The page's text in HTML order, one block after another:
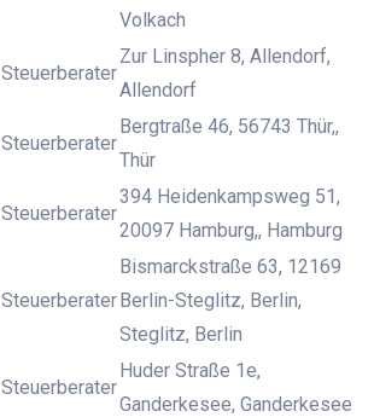
Volkach
Steuerberater
Zur Linspher 8, Allendorf,
Allendorf
Steuerberater
Bergtraße 46, 56743 Thür,,
Thür
Steuerberater
394 Heidenkampsweg 51,
20097 Hamburg,, Hamburg
Steuerberater
Bismarckstraße 63, 12169
Berlin-Steglitz, Berlin,
Steglitz, Berlin
Steuerberater
Huder Straße 1e,
Ganderkesee, Ganderkesee